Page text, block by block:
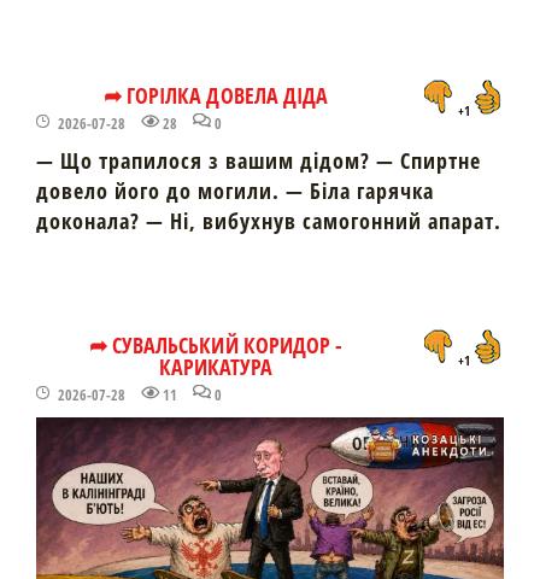
➦ ГОРІЛКА ДОВЕЛА ДІДА
2026-07-28 28 0
+1
— Що трапилося з вашим дідом? — Спиртне
довело його до могили. — Біла гарячка
доконала? — Ні, вибухнув самогонний апарат.
➦ СУВАЛЬСЬКИЙ КОРИДОР -
КАРИКАТУРА
2026-07-28 11 0
+1